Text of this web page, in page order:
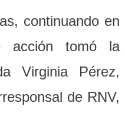
continuando en
acción tomó la
Virginia Pérez,
de RNV,